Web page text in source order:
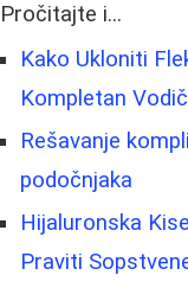
Pročitajte i...
Kako Ukloniti
Kompletan Vodič
Rešavanje
podočnjaka
Hijaluronska
Praviti